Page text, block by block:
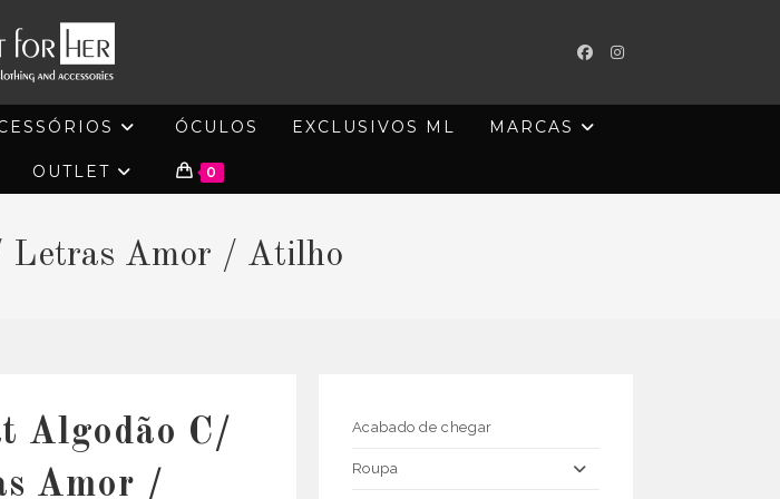
ÓCULOS EXCLUSIVOS ML MARCAS
OUTLET 0
Letras Amor / Atilho
Algodão C/
Amor /
Acabado de chegar
Roupa